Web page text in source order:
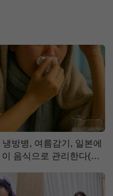
냉방병, 여름감기, 일본에
이 음식으로 관리한다(생